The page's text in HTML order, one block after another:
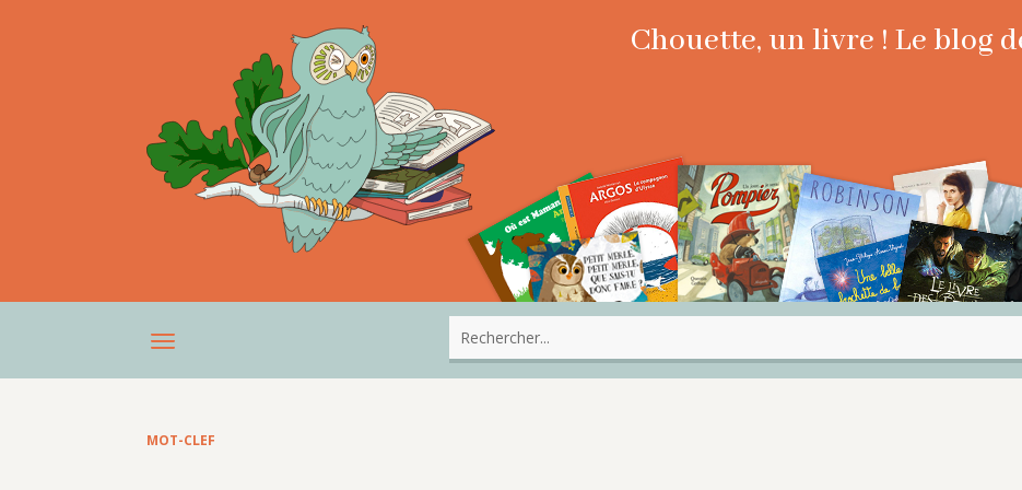
Chouette, un livre ! Le blog
MOT-CLEF